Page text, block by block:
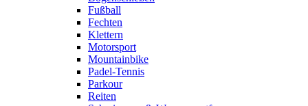
Fußball
Fechten
Klettern
Motorsport
Mountainbike
Padel-Tennis
Parkour
Reiten